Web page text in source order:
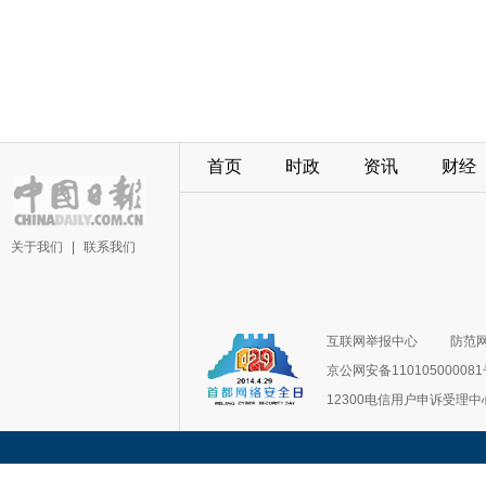
关于我们 联系我们
首页 时政 资讯 财经
互联网举报中心
防范
京公网安备110105000081
12300电信用户申诉受理中